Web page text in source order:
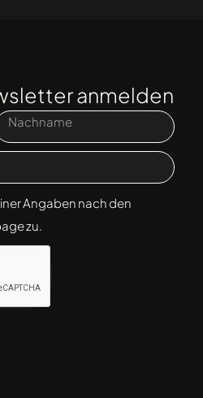
anmelden
Angaben nach den
zu.